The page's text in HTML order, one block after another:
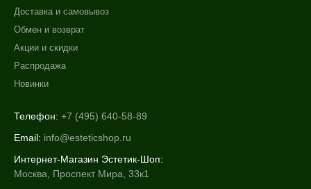
Доставка и самовывоз
Обмен и возврат
Акции и скидки
Распродажа
Новинки
Телефон: +7 (495) 640-58-89
Email: info@esteticshop.ru
Интернет-Магазин Эстетик-Шоп:
Москва, Проспект Мира, 33к1